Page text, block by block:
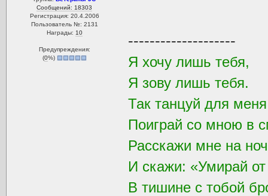
Сообщений: 18303
Регистрация: 20.4.2006
Пользователь №: 2131
Награды: 10
Предупреждения:
(0%)
--------------------
Я хочу лишь тебя,
Я зову лишь тебя.
Так танцуй для
Поиграй со мною в
Расскажи мне на
И скажи: «Умирай
В тишине с тобой